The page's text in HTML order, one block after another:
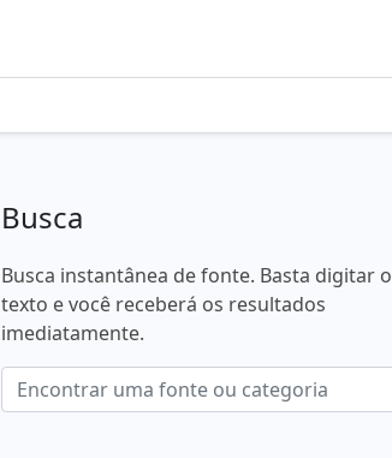
Busca
Busca instantânea de fonte. Basta digitar o
texto e você receberá os resultados
imediatamente.